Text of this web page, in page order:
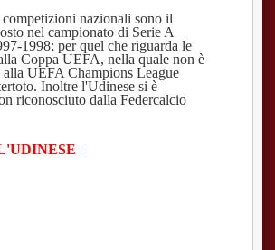
nazionali sono il
nel campionato di Serie A
1998; per quel che riguarda le
Coppa UEFA, nella quale non è
UEFA Champions League
Inoltre l'Udinese si è
riconosciuto dalla Federcalcio